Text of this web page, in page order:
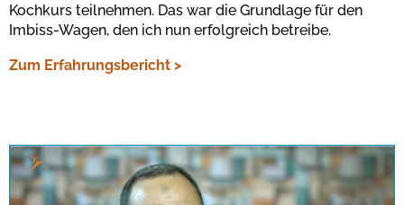
Kochkurs teilnehmen. Das war die Grundlage für den
Imbiss-Wagen, den ich nun erfolgreich betreibe.
Zum Erfahrungsbericht >